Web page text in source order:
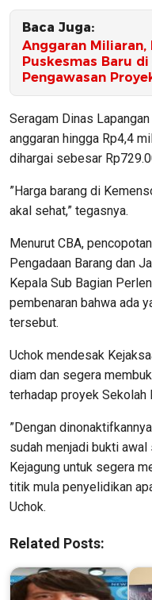
Baca Juga:
Anggaran
Puskesmas Baru
Pengawasan
​Seragam Dinas
anggaran hingga Rp4,4
dihargai sebesar
​”Harga barang di
akal sehat,” tegasnya.
​Menurut CBA,
Pengadaan Barang dan
Kepala Sub Bagian
pembenaran bahwa ada
tersebut.
​Uchok mendesak
diam dan segera
terhadap proyek Sekolah
​”Dengan
sudah menjadi bukti
Kejagung untuk segera
titik mula penyelidikan
Uchok.
Related Posts: